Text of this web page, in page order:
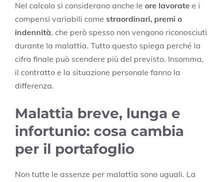
Nel calcolo si considerano anche le ore lavorate e i
compensi variabili come straordinari, premi o
indennità, che però spesso non vengono riconosciuti
durante la malattia. Tutto questo spiega perché la
cifra finale può scendere più del previsto. Insomma,
il contratto e la situazione personale fanno la
differenza.
Malattia breve, lunga e
infortunio: cosa cambia
per il portafoglio
Non tutte le assenze per malattia sono uguali. La